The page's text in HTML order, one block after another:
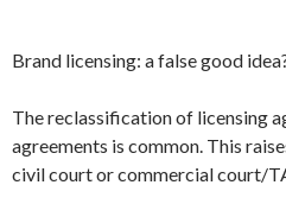
Brand licensing: a false good
The reclassification of licensing
agreements is common. This
civil court or commercial court/